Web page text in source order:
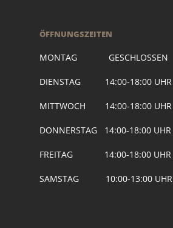
ÖFFNUNGSZEITEN
MONTAG GESCHLOSSEN
DIENSTAG 14:00-18:00 UHR
MITTWOCH 14:00-18:00 UHR
DONNERSTAG 14:00-18:00 UHR
FREITAG 14:00-18:00 UHR
SAMSTAG 10:00-13:00 UHR